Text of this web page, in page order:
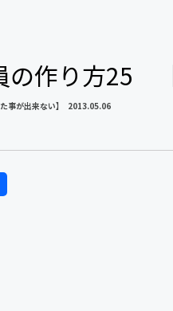
の作り方25
が出来ない】 2013.05.06